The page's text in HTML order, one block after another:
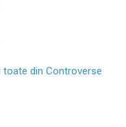
toate din Controverse